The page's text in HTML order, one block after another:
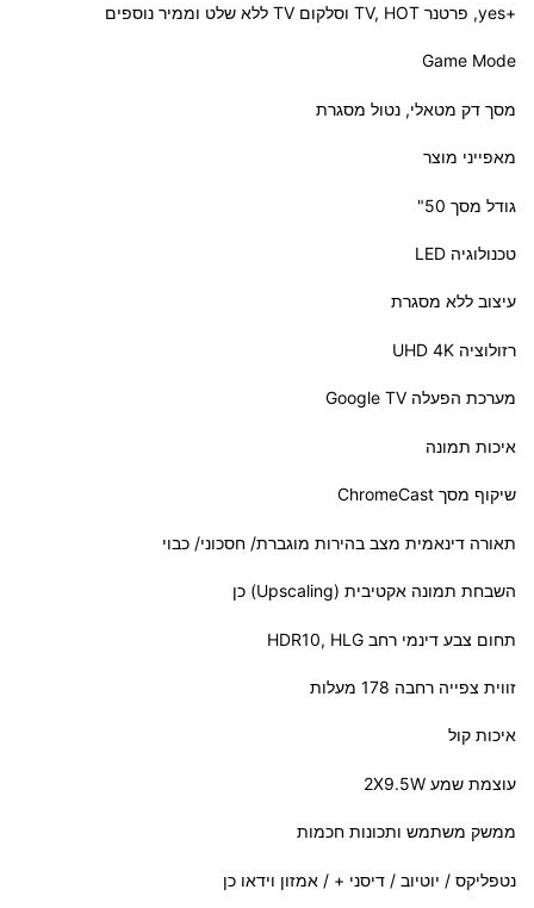
+yes, פרטנר TV, HOT וסלקום TV ללא שלט וממיר נוספים
Game Mode
מסך דק מטאלי, נטול מסגרת
מאפייני מוצר
גודל מסך 50"
טכנולוגיה LED
עיצוב ללא מסגרת
רזולוציה UHD 4K
מערכת הפעלה Google TV
איכות תמונה
שיקוף מסך ChromeCast
תאורה דינאמית מצב בהירות מוגברת/ חסכוני/ כבוי
השבחת תמונה אקטיבית (Upscaling) כן
תחום צבע דינמי רחב HDR10, HLG
זווית צפייה רחבה 178 מעלות
איכות קול
עוצמת שמע 2X9.5W
ממשק משתמש ותכונות חכמות
נטפליקס / יוטיוב / דיסני + / אמזון וידאו כן